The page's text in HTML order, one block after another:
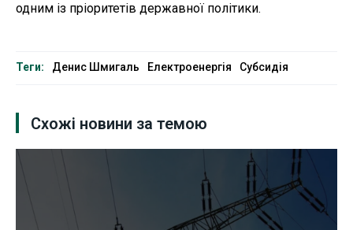
одним із пріоритетів державної політики.
Теги: Денис Шмигаль Електроенергія Субсидія
Схожі новини за темою